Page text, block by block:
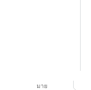
มาย